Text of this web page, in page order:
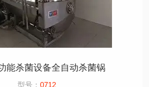
能杀菌设备全自动杀菌锅
型号：0712